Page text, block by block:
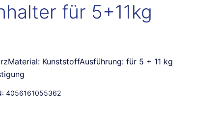
für 5+11kg
KunststoffAusführung: für 5 + 11 kg
4056161055362